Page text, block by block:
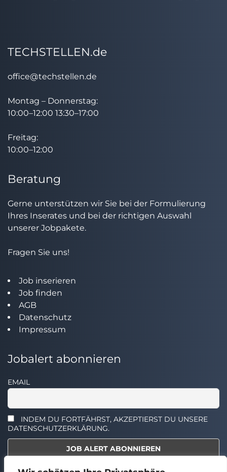
TECHSTELLEN.de
office@techstellen.de
Montag – Donnerstag:
10:00–12:00 13:30–17:00
Freitag:
10:00–12:00
Beratung
Gerne unterstützen wir Sie bei der Formulierung
Ihres Inserates und bei der richtigen Auswahl
unserer Jobpakete.
Fragen Sie uns!
Job inserieren
Job finden
AGB
Datenschutz
Impressum
Jobalert abonnieren
EMAIL
INDEM DU FORTFÄHRST, AKZEPTIERST DU UNSERE
DATENSCHUTZERKLÄRUNG.